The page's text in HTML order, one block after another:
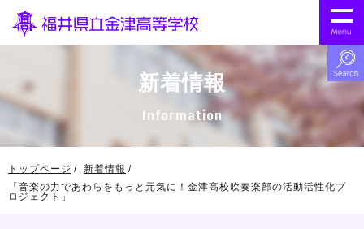
新着情報
Information
トップページ
新着情報
「音楽の力であわらをもっと元気に！金津高校吹奏楽部の活動活性化プ
ロジェクト」